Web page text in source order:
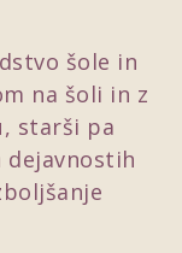
šole in
na šoli in z
starši pa